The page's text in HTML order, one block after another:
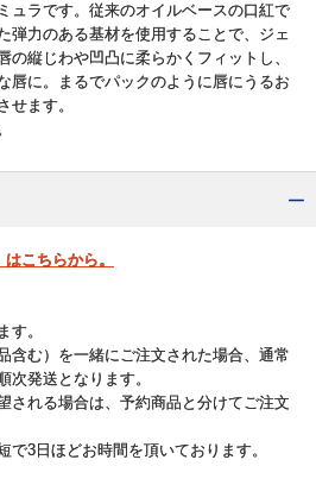
ュラです。従来のオイルベースの口紅で
弾力のある基材を使用することで、ジェ
の縦じわや凹凸に柔らかくフィットし、
唇に。まるでパックのように唇にうるお
せます。
こちらから。
す。
含む）を一緒にご注文された場合、通常
次発送となります。
される場合は、予約商品と分けてご注文
で3日ほどお時間を頂いております。